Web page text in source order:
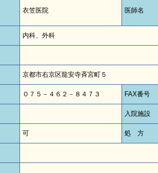
衣笠医院 医師名
内科、外科
京都市右京区龍安寺斉宮町５
０７５－４６２－８４７３ FAX番号
入院施設
可 処 方